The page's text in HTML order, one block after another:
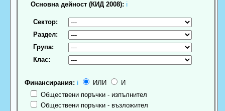
Основна дейност (КИД 2008): ℹ
Сектор:
Раздел:
Група:
Клас:
Финансирания: ℹ ИЛИ
И
Обществени поръчки - изпълнител
Обществени поръчки - възложител